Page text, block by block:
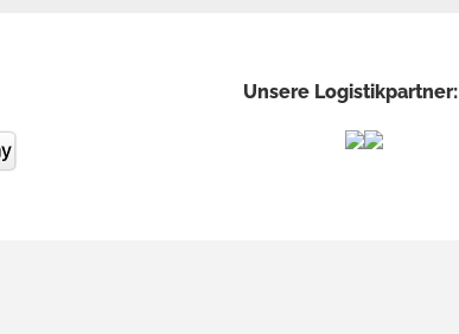
Unsere Logistikpartner: